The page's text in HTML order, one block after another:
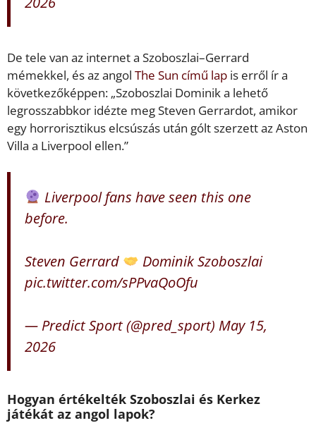
De tele van az internet a Szoboszlai–Gerrard
mémekkel, és az angol The Sun című lap is erről ír a
következőképpen: „Szoboszlai Dominik a lehető
legrosszabbkor idézte meg Steven Gerrardot, amikor
egy horrorisztikus elcsúszás után gólt szerzett az Aston
Villa a Liverpool ellen.”
Liverpool fans have seen this one
before.
Steven Gerrard
Dominik Szoboszlai
pic.twitter.com/sPPvaQoOfu
— Predict Sport (@pred_sport) May 15,
2026
Hogyan értékelték Szoboszlai és Kerkez
játékát az angol lapok?